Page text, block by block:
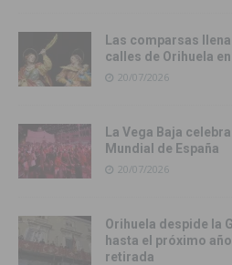
Las comparsas
calles de Orihuela
20/07/2026
La Vega Baja
Mundial de España
20/07/2026
Orihuela despide la
hasta el próximo
retirada